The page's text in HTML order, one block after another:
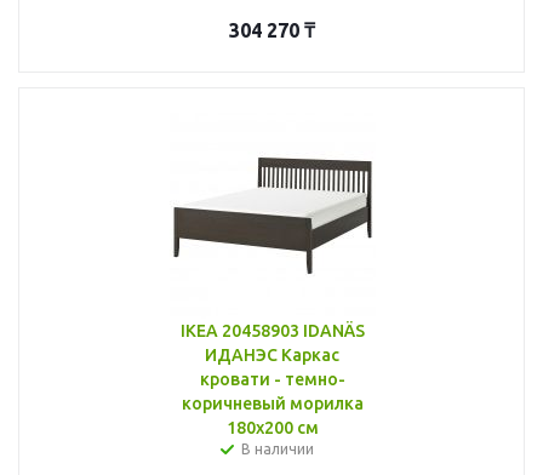
304 270 ₸
IKEA 20458903 IDANÄS
ИДАНЭС Каркас
кровати - темно-
коричневый морилка
180x200 см
В наличии